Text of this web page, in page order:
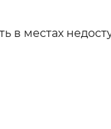
в местах